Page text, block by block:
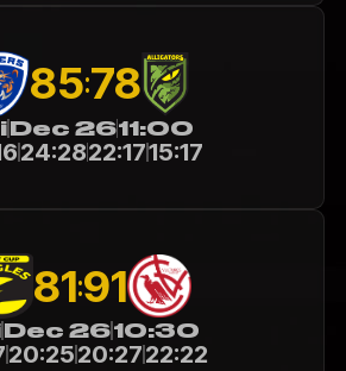
85:78
Dec 2611:00
24:2822:1715:17
81:91
Dec 2610:30
20:2520:2722:22